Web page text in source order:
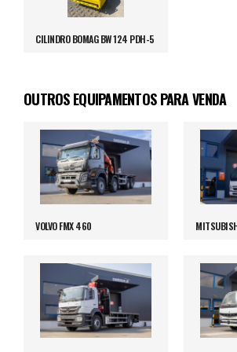
CILINDRO BOMAG BW 124 PDH-5
OUTROS EQUIPAMENTOS PARA VENDA
VOLVO FMX 460